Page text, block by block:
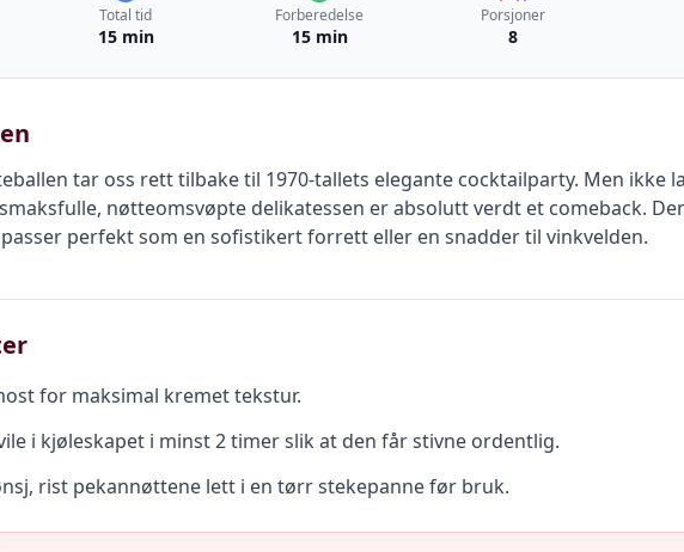
Total tid
15 min
Forberedelse
15 min
Porsjoner
8
tar oss rett tilbake til 1970-tallets elegante cocktailparty. Men ikke
nøtteomsvøpte delikatessen er absolutt verdt et comeback.
perfekt som en sofistikert forrett eller en snadder til vinkvelden.
for maksimal kremet tekstur.
i kjøleskapet i minst 2 timer slik at den får stivne ordentlig.
rist pekannøttene lett i en tørr stekepanne før bruk.